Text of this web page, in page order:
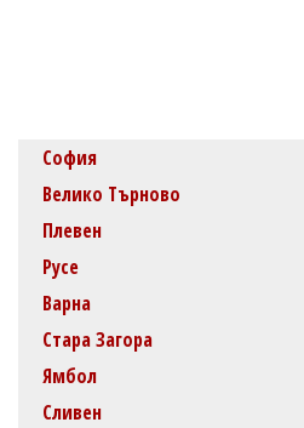
София
Велико Търново
Плевен
Русе
Варна
Стара Загора
Ямбол
Сливен